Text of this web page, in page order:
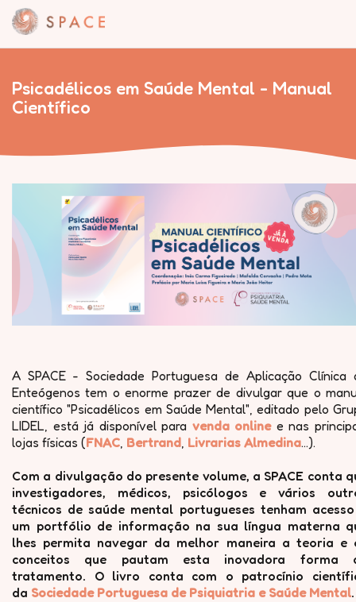
Psicadélicos em Saúde Mental - Manual
Científico
A SPACE - Sociedade Portuguesa de Aplicação Clínica
Enteógenos tem o enorme prazer de divulgar que o
científico "Psicadélicos em Saúde Mental", editado pelo
LIDEL, está já disponível para venda onlinee nas
lojas físicas (FNAC, Bertrand, Livrarias Almedina...).
Com a divulgação do presente volume, a SPACE conta
investigadores, médicos, psicólogos e vários
técnicos de saúde mental portugueses tenham
um portfólio de informação na sua língua materna
lhes permita navegar da melhor maneira a teoria e
conceitos que pautam esta inovadora forma
tratamento. O livro conta com o patrocínio
da Sociedade Portuguesa de Psiquiatria e Saúde Mental.